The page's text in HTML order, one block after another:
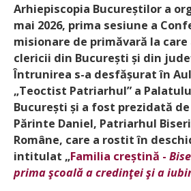
Arhiepiscopia Bucureștilor a
mai 2026, prima sesiune a
misionare de primăvară la
clericii din București și din
Întrunirea s-a desfășurat în
„Teoctist Patriarhul” a
București și a fost prezidată
Părinte Daniel, Patriarhul
Române, care a rostit în
intitulat „Familia creștină -
prima şcoală a credinţei şi a